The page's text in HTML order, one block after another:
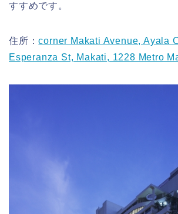
すすめです。
住所：corner Makati Avenue, Ayala
Esperanza St, Makati, 1228 Metro